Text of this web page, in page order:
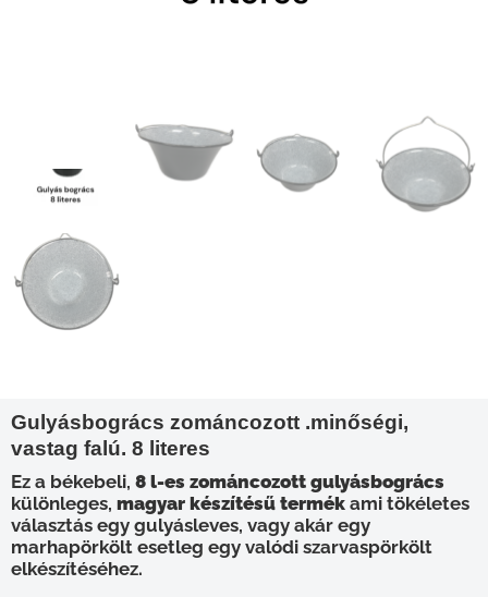
Gulyásbogrács zománcozott .minőségi,
vastag falú. 8 literes
Ez a békebeli, ​8 l-es zománcozott gulyásbogrács
különleges, magyar készítésű termék ami tökéletes
választás egy gulyásleves, vagy akár egy
marhapörkölt esetleg egy valódi szarvaspörkölt
elkészítéséhez.